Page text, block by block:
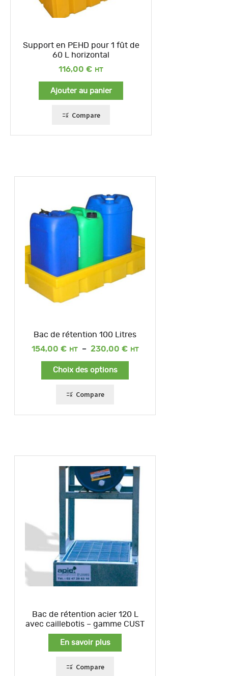
Support en PEHD pour 1 fût de
60 L horizontal
116,00 €
Ajouter au panier
Compare
Bac de rétention 100 Litres
154,00 € – 230,00 €
Plage
Choix des options
Compare
Bac de rétention acier 120 L
avec caillebotis – gamme CUST
En savoir plus
Compare